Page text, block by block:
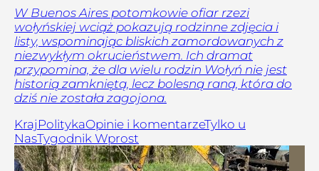
W Buenos Aires potomkowie ofiar rzezi
wołyńskiej wciąż pokazują rodzinne zdjęcia i
listy, wspominając bliskich zamordowanych z
niezwykłym okrucieństwem. Ich dramat
przypomina, że dla wielu rodzin Wołyń nie jest
historią zamkniętą, lecz bolesną raną, która do
dziś nie została zagojona.
Kraj PolitykaOpinie i komentarzeTylko u
NasTygodnik Wprost